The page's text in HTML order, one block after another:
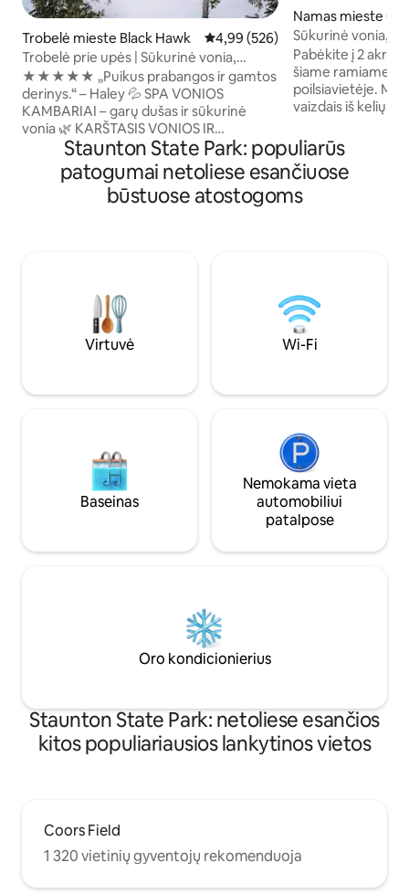
Trobelė mieste Black Hawk Vidutinis įvertinimas: 4,99 iš 5,
4,99 (526)
Trobelė prie upės | Sūkurinė vonia,
laužavietė, garinis dušas
★★★★★ „Puikus prabangos ir gamtos
derinys.“ – Haley 💦 SPA VONIOS
KAMBARIAI – garų dušas ir sūkurinė
vonia 🌿 KARŠTASIS VONIOS IR
HAMAKAS – atsipalaiduokite prie upelio
arba supykite tarp medžių 🔥 JAUKŪS
VAKARAI – laužavietė, kepsninė, židiniai
ir grindinis šildymas ❄️ VĖSUS
Nederland – mtn miestas ir nuotykių
tai, kas svarbu. ♡ Bakstelėkite
Išsaugoti – nepamirštamos viešnagės
Namas mieste
Sūkurinė vonia,
Majestic Retreat
Pabėkite į 2 akrus
šiame ramiame ir
poilsiavietėje.
vaizdais iš kelių
meditacijai.
vonioje,
arba transliuokite
televizorius.
priešgaisrinę
sklypas • 2
Staunton State Park: populiarūs
patogumai netoliese esančiuose
būstuose atostogoms
Virtuvė Wi-Fi
Baseinas
Nemokama vieta
automobiliui
patalpose
Oro kondicionierius
Staunton State Park: netoliese esančios
kitos populiariausios lankytinos vietos
Coors Field
1 320 vietinių gyventojų rekomenduoja